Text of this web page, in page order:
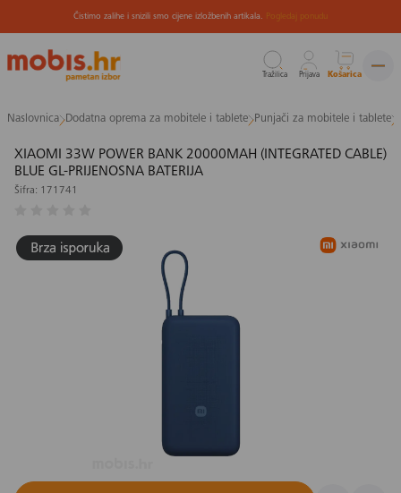
na
Čistimo zalihe i snizili smo cijene izložbenih artikala. Pogledaj ponudu
Tražilica Prijava Košarica
Naslovnica Dodatna oprema za mobitele i tablete Punjači za mobitele i tablete
XIAOMI 33W POWER BANK 20000MAH (INTEGRATED CABLE)
BLUE GL-PRIJENOSNA BATERIJA
Šifra: 171741